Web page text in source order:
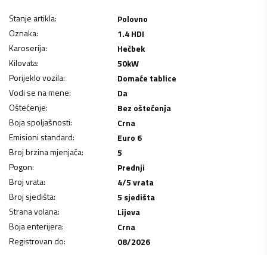
Stanje artikla:
Polovno
Oznaka:
1.4 HDI
Karoserija:
Hečbek
Kilovata: 50kW
Porijeklo vozila:
Domaće tablice
Vodi se na mene:
Da
Oštećenje:
Bez oštećenja
Boja spoljašnosti:
Crna
Emisioni standard:
Euro 6
Broj brzina mjenjača:
5
Pogon:
Prednji
Broj vrata:
4/5 vrata
Broj sjedišta:
5 sjedišta
Strana volana:
Lijeva
Boja enterijera:
Crna
Registrovan do: 08/2026